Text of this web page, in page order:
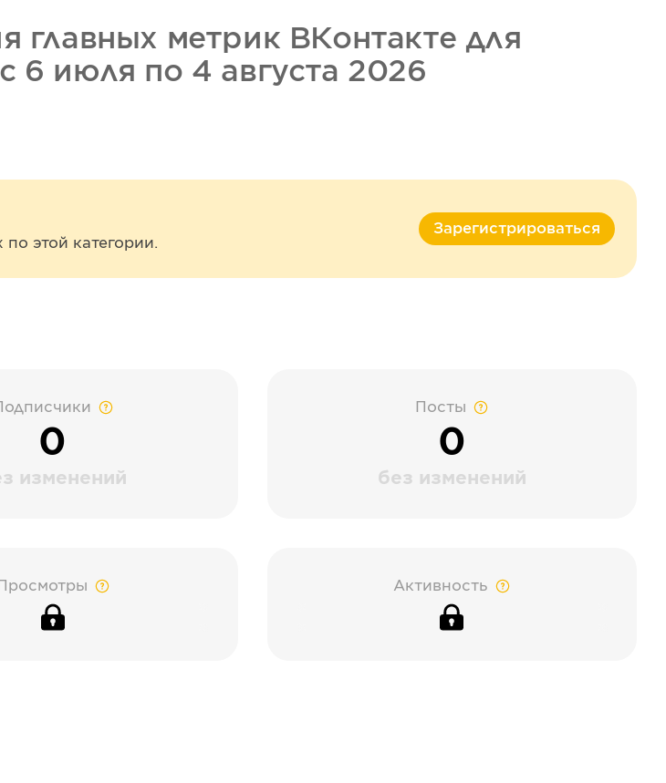
главных метрик ВКонтакте для
с 6 июля по 4 августа 2026
этой категории.
Зарегистрироваться
0
изменений
Посты
0
без изменений
Просмотры Активность